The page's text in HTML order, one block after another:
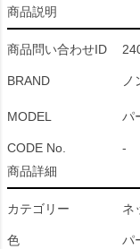
商品説明
商品問い合わせID
BRAND ノ
MODEL パ
CODE No.
-
商品詳細
カテゴリー ネ
色 パ